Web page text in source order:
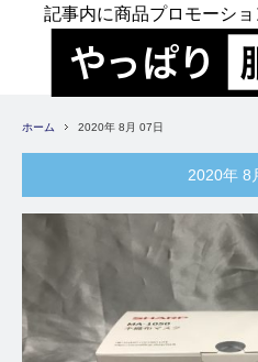
記事内に商品プロモーシ
ホーム 2020年 8月 07日
2020年 8